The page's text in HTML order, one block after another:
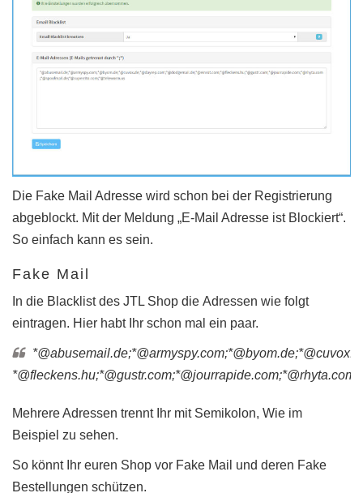
Die Fake Mail Adresse wird schon bei der Registrierung
abgeblockt. Mit der Meldung „E-Mail Adresse ist Blockiert“.
So einfach kann es sein.
Fake Mail
In die Blacklist des JTL Shop die Adressen wie folgt
eintragen. Hier habt Ihr schon mal ein paar.
Mehrere Adressen trennt Ihr mit Semikolon, Wie im
Beispiel zu sehen.
So könnt Ihr euren Shop vor Fake Mail und deren Fake
Bestellungen schützen.